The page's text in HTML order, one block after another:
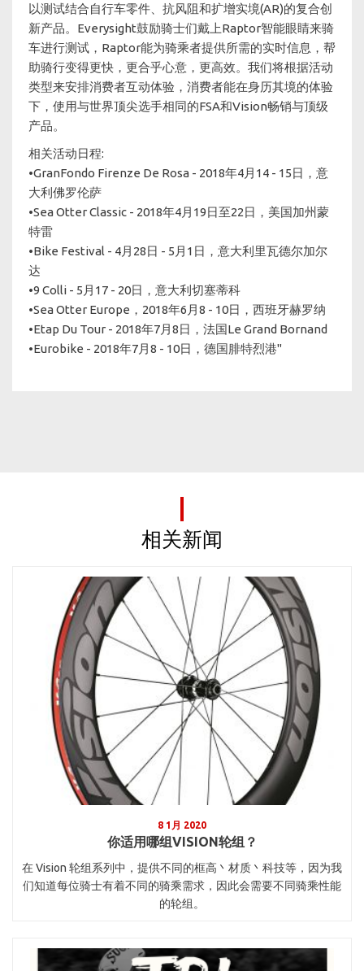
以测试结合自行车零件、抗风阻和扩增实境(AR)的复合创
新产品。Everysight鼓励骑士们戴上Raptor智能眼睛来骑
车进行测试，Raptor能为骑乘者提供所需的实时信息，帮
助骑行变得更快，更合乎心意，更高效。我们将根据活动
类型来安排消费者互动体验，消费者能在身历其境的体验
下，使用与世界顶尖选手相同的FSA和Vision畅销与顶级
产品。
相关活动日程:
•GranFondo Firenze De Rosa - 2018年4月14 - 15日，意
大利佛罗伦萨
•Sea Otter Classic - 2018年4月19日至22日，美国加州蒙
特雷
•Bike Festival - 4月28日 - 5月1日，意大利里瓦德尔加尔
达
•9 Colli - 5月17 - 20日，意大利切塞蒂科
•Sea Otter Europe，2018年6月8 - 10日，西班牙赫罗纳
•Etap Du Tour - 2018年7月8日，法国Le Grand Bornand
•Eurobike - 2018年7月8 - 10日，德国腓特烈港"
相关新闻
8 1月 2020
你适用哪组VISION轮组？
在 Vision 轮组系列中，提供不同的框高丶材质丶科技等，因为我
们知道每位骑士有着不同的骑乘需求，因此会需要不同骑乘性能
的轮组。